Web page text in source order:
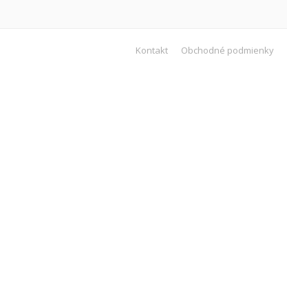
Kontakt Obchodné podmienky